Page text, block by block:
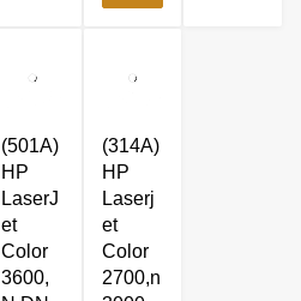
(501A)
HP
LaserJ
et
Color
3600,
(314A)
HP
Laserj
et
Color
2700,n